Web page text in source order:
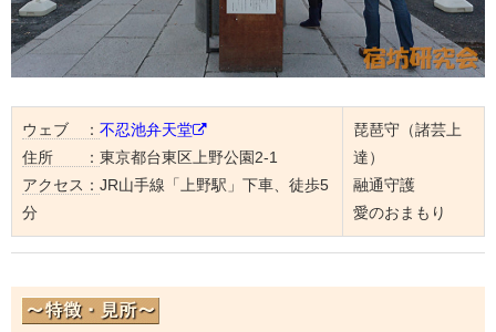
ウェブ ： 不忍池弁天堂
住所 ： 東京都台東区上野公園2-1
アクセス： JR山手線「上野駅」下車、徒歩5
分
琵琶守（諸芸上
達）
融通守護
愛のおまもり